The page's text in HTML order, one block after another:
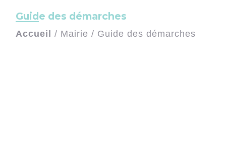
Guide des démarches
Accueil / Mairie / Guide des démarches